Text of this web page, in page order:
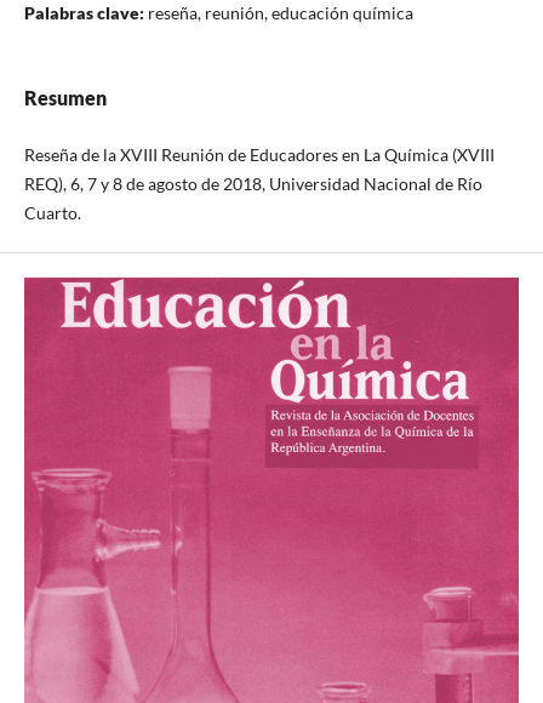
Palabras clave: reseña, reunión, educación química
Resumen
Reseña de la XVIII Reunión de Educadores en La Química (XVIII
REQ), 6, 7 y 8 de agosto de 2018, Universidad Nacional de Río
Cuarto.